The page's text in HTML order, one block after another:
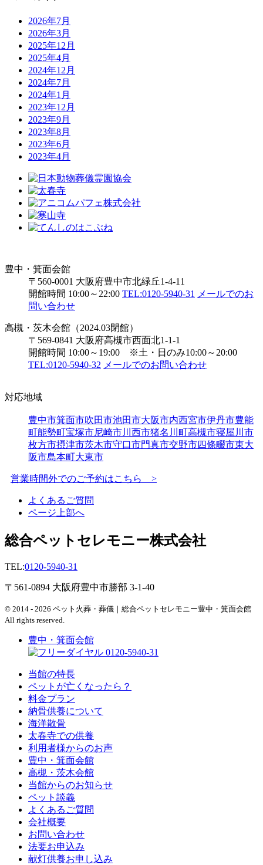
2026年7月
2026年3月
2025年12月
2025年4月
2024年12月
2024年7月
2024年1月
2023年12月
2023年9月
2023年8月
2023年6月
2023年4月
豊中・箕面会館
〒560-0001 大阪府豊中市北緑丘1-4-11
開館時間 10:00～22:00 TEL:0120-5940-31
メールでのお
問い合わせ
高槻・茨木会館（2024.03閉館）
〒569-0841 大阪府高槻市西面北1-1-1
開館時間 10:00～19:00 ※土・日のみ10:00～20:00
TEL:0120-5940-32 メールでのお問い合わせ
対応地域
豊中市箕面市吹田市池田市大阪市内西宮市伊丹市豊能
町能勢町宝塚市尼崎市川西市猪名川町高槻市寝屋川市
枚方市摂津市茨木市守口市門真市交野市四條畷市東大
阪市島本町大東市
営業時間外でのご予約はこちら >
よくあるご質問
ページ上部へ
総合ペットセレモニー株式会社
TEL:0120-5940-31
〒561-0894 大阪府豊中市勝部 3-1-40
© 2014 - 2026 ペット火葬・葬儀｜総合ペットセレモニー豊中・箕面会館
All rights reserved.
豊中・箕面会館
0120-5940-31
当館の特長
ペットが亡くなったら？
料金プラン
納骨供養について
海洋散骨
太春寺での供養
利用者様からのお声
豊中・箕面会館
高槻・茨木会館
当館からのお知らせ
ペット談義
よくあるご質問
会社概要
お問い合わせ
法要お申込み
献灯供養お申し込み